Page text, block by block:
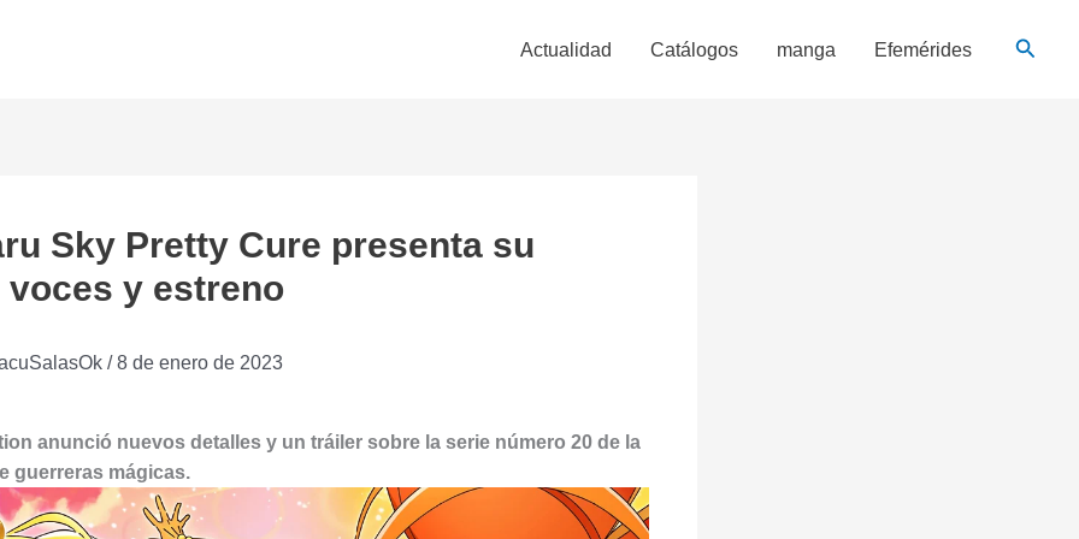
Actualidad Catálogos manga Efemérides
Sky Pretty Cure presenta su
voces y estreno
/8 de enero de 2023
anunció nuevos detalles y un tráiler sobre la serie número 20 de la
guerreras mágicas.